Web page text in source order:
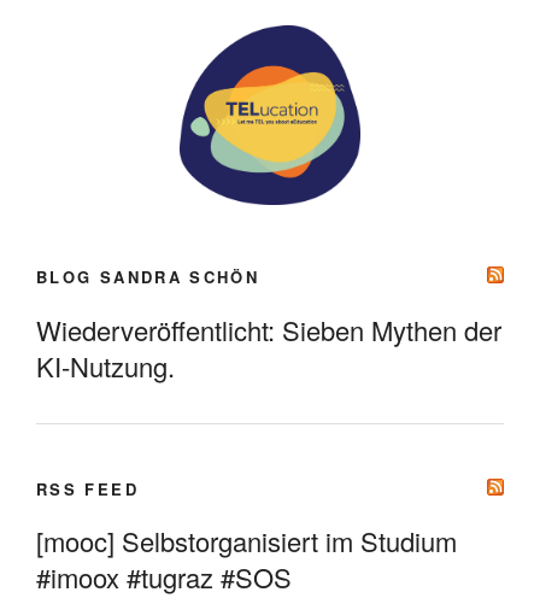
BLOG SANDRA SCHÖN
Wiederveröffentlicht: Sieben Mythen der
KI-Nutzung.
RSS FEED
[mooc] Selbstorganisiert im Studium
#imoox #tugraz #SOS